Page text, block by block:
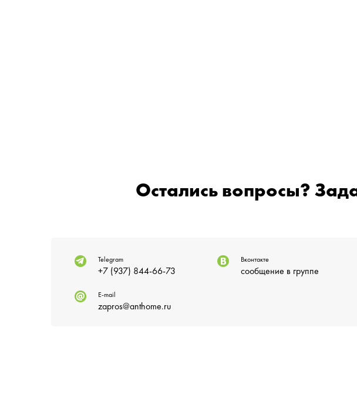
Остались вопросы?
Telegram
+7 (937) 844-66-73
Вконтакте
сообщение в группе
E-mail
zapros@anthome.ru